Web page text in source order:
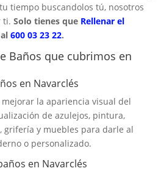
tiempo buscandolos tú, nosotros
ti. Solo tienes que Rellenar el
600 03 23 22.
Baños que cubrimos en
en Navarclés
la apariencia visual del
de azulejos, pintura,
grifería y muebles para darle al
o personalizado.
en Navarclés